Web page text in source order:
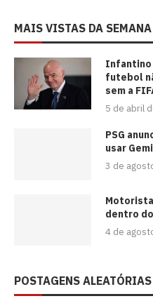
MAIS VISTAS DA SEMANA
⁠Infantino
futebol
sem a
5 de abril
PSG
usar
3 de
dentro
4 de
POSTAGENS ALEATÓRIAS